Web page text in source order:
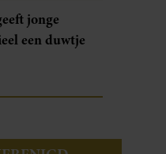
jonge
een duwtje